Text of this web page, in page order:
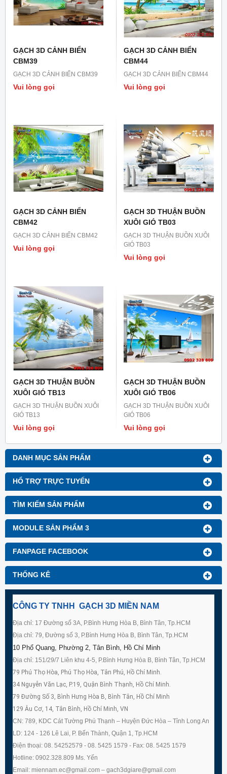
DANH MỤC SẢN PHẨM
HỔ TRỢ TRỰC TUYẾN
TÌM KIẾM SẢN PHẨM
MODULE SẢN PHẨM 3
FANPAGE FACEBOOK
THỐNG KÊ
GẠCH 3D CẢNH BIỂN
CBM39
GẠCH 3D CẢNH BIỂN CBM39
Vui lòng gọi
GẠCH 3D CẢNH BIỂN
CBM44
GẠCH 3D CẢNH BIỂN CBM44
Vui lòng gọi
GẠCH 3D CẢNH BIỂN
CBM42
GẠCH 3D CẢNH BIỂN CBM42
Vui lòng gọi
GẠCH 3D THUẬN BUỒN
XUÔI GIÓ TB03
GẠCH 3D THUẬN BUỒN XUÔI
GIÓ TB03
Vui lòng gọi
GẠCH 3D THUẬN BUỒN
XUÔI GIÓ TB13
GẠCH 3D THUẬN BUỒN XUÔI
GIÓ TB13
Vui lòng gọi
GẠCH 3D THUẬN BUỒN
XUÔI GIÓ TB06
GẠCH 3D THUẬN BUỒN XUÔI
GIÓ TB06
Vui lòng gọi
CÔNG TY TNHH GẠCH 3D MIỀN NAM
Địa chỉ: 17 Đường số 3A, P.Bình Hưng Hòa B, Bình Tân, Tp.HCM
Địa chỉ: 79, Đường số 3, P.Bình Hưng Hòa B, Bình Tân, Tp.HCM
10 Phổ Quang, Phường 2, Tân Bình, Hồ Chí Minh
Địa chỉ: 151/29/7 Liên khu 4-5, P.Bình Hưng Hòa B, Bình Tân, Tp.HCM
79 Phú Thọ Hòa, Phú Thọ Hòa, Tân Phú, Hồ Chí Minh.
34 Nguyễn Văn Lạc, P.19, Quận Bình Thạnh, Hồ Chí Minh.
79 Đường Số 3, Bình Hưng Hòa B, Bình Tân, Hồ Chí Minh
129 Âu Cơ, 14, Tân Bình, Hồ Chí Minh, VN
CN: 789, KDC Cát Tường Phú Thạnh – Huyện Đức Hòa – Tỉnh Long An
LD: 124 - 126 Lê Lai, P. Bến Thành, Quận 1, Tp.HCM
Điện thoại: 08. 54252579 - 08. 5425 1579 - Fax: 08. 5425 1579
Hotline: 0902.328.809 Ms. Yến
Email: miennam.ec@gmail.com – gach3dgiare@gmail.com